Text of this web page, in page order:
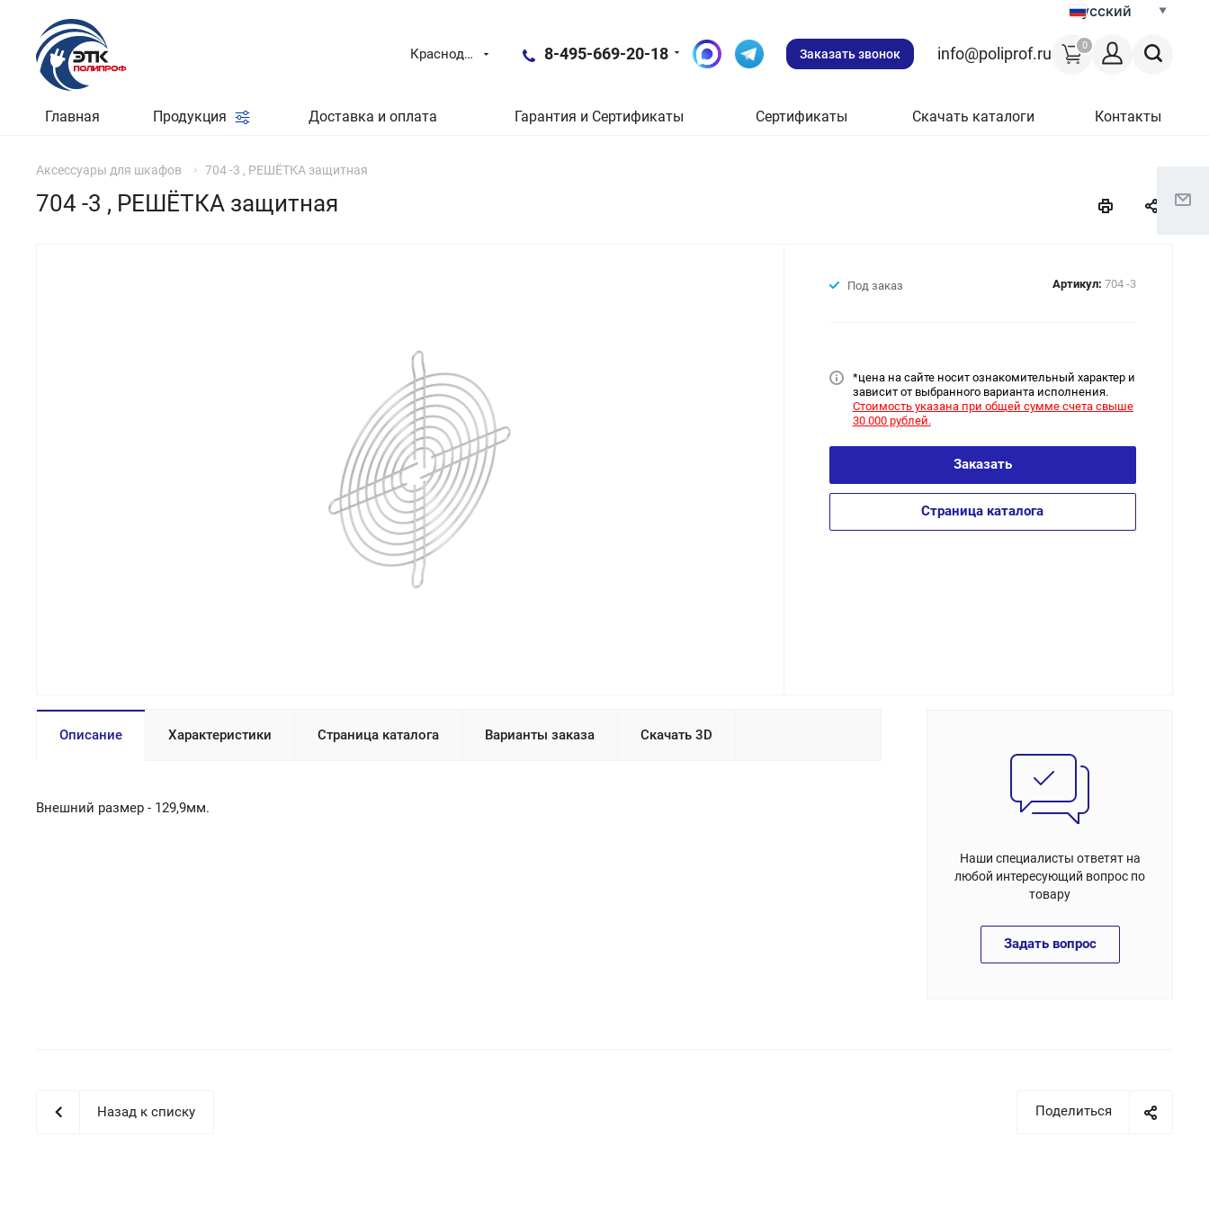
Русский
0
Краснодар 8-495-669-20-18 Заказать звонок info@poliprof.ru
Главная Продукция Доставка и оплата Гарантия и Сертификаты Сертификаты Скачать каталоги Контакты
Аксессуары для шкафов 704 -3 , РЕШЁТКА защитная
704 -3 , РЕШЁТКА защитная
Под заказ Артикул: 704 -3
*цена на сайте носит ознакомительный характер и
зависит от выбранного варианта исполнения.
Стоимость указана при общей сумме счета свыше
30 000 рублей.
Заказать
Страница каталога
Описание Характеристики Страница каталога Варианты заказа Скачать 3D
Внешний размер - 129,9мм.
Наши специалисты ответят на
любой интересующий вопрос по
товару
Задать вопрос
Поделиться
Назад к списку